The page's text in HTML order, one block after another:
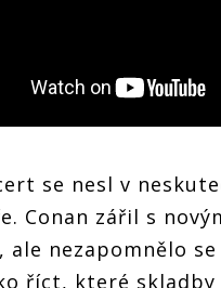
se nesl v
Conan zářil s
, ale nezapomnělo
říct, které skladby